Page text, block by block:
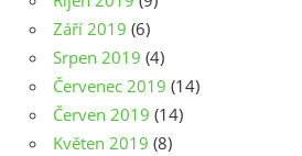
Září 2019 (6)
Srpen 2019 (4)
Červenec 2019 (14)
Červen 2019 (14)
Květen 2019 (8)